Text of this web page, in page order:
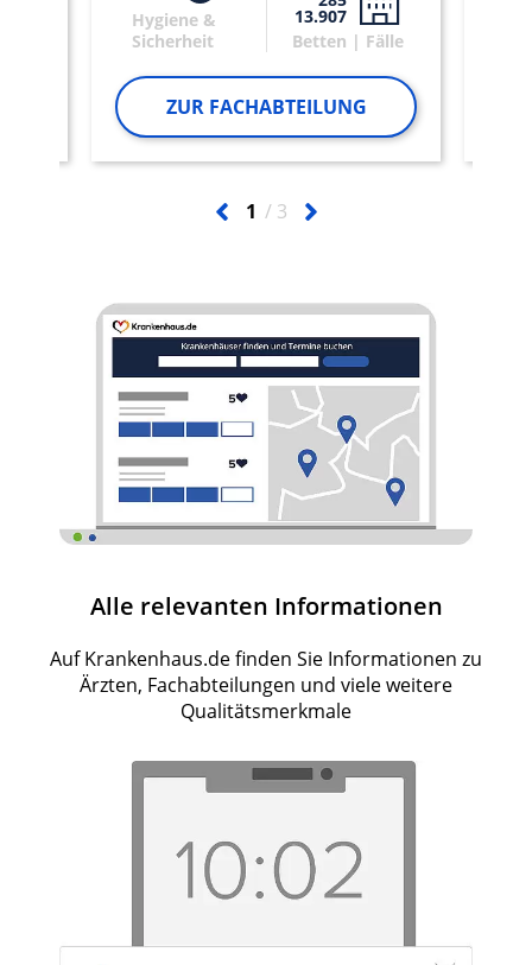
Hygiene &
Sicherheit
13.907
Betten | Fälle
ZUR FACHABTEILUNG
1 3
Alle relevanten Informationen
Auf Krankenhaus.de finden Sie Informationen zu
Ärzten, Fachabteilungen und viele weitere
Qualitätsmerkmale